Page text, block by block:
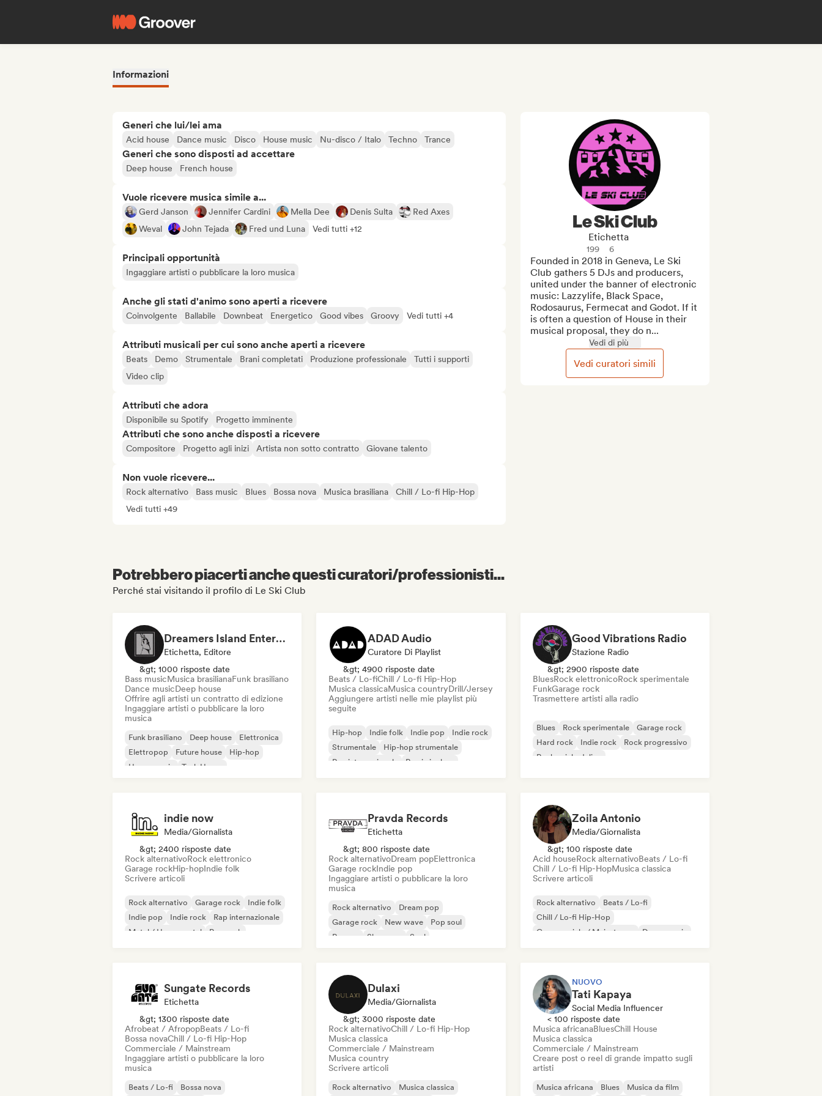
Informazioni
Generi che lui/lei ama
Acid house Dance music Disco House music Nu-disco / Italo Techno Trance
Generi che sono disposti ad accettare
Deep house French house
Vuole ricevere musica simile a...
Gerd Janson Jennifer Cardini Mella Dee Denis Sulta
Red Axes
Weval
John Tejada Fred und Luna Vedi tutti +12
Principali opportunità
Ingaggiare artisti o pubblicare la loro musica
Anche gli stati d'animo sono aperti a ricevere
Coinvolgente Ballabile Downbeat Energetico Good vibes Groovy Vedi tutti +4
Attributi musicali per cui sono anche aperti a ricevere
Beats Demo Strumentale Brani completati Produzione professionale
Tutti i supporti
Video clip
Attributi che adora
Disponibile su Spotify Progetto imminente
Attributi che sono anche disposti a ricevere
Compositore Progetto agli inizi Artista non sotto contratto Giovane talento
Non vuole ricevere...
Rock alternativo Bass music Blues Bossa nova Musica brasiliana
Chill / Lo-fi Hip-Hop
Vedi tutti +49
Le Ski Club
Etichetta
199 6
Founded in 2018 in Geneva, Le Ski
Club gathers 5 DJs and producers,
united under the banner of electronic
music: Lazzylife, Black Space,
Rodosaurus, Fermecat and Godot. If it
is often a question of House in their
musical proposal, they do n...
Vedi di più
Vedi curatori simili
Potrebbero piacerti anche questi curatori/professionisti...
Perché stai visitando il profilo di Le Ski Club
Dreamers Island Entertainment
Etichetta, Editore
&gt; 1000 risposte date
Bass musicMusica brasilianaFunk brasiliano
Dance musicDeep house
Offrire agli artisti un contratto di edizione
Ingaggiare artisti o pubblicare la loro
musica
Funk brasiliano Deep house
Elettronica
Elettropop
Future house
Hip-hop
House music
Tech House
ADAD Audio
Curatore Di Playlist
&gt; 4900 risposte date
Beats / Lo-fiChill / Lo-fi Hip-Hop
Musica classicaMusica countryDrill/Jersey
Aggiungere artisti nelle mie playlist più
seguite
Hip-hop Indie folk Indie pop
Indie rock
Strumentale
Hip-hop strumentale
Rap internazionale
Rap in inglese
Good Vibrations Radio
Stazione Radio
&gt; 2900 risposte date
BluesRock elettronicoRock sperimentale
FunkGarage rock
Trasmettere artisti alla radio
Blues Rock sperimentale
Garage rock
Hard rock
Indie rock
Rock progressivo
Rock psichedelico
indie now
Media/Giornalista
&gt; 2400 risposte date
Rock alternativoRock elettronico
Garage rockHip-hopIndie folk
Scrivere articoli
Rock alternativo Garage rock
Indie folk
Indie pop
Indie rock
Rap internazionale
Metal / Heavy metal
Pop rock
Pravda Records
Etichetta
&gt; 800 risposte date
Rock alternativoDream popElettronica
Garage rockIndie pop
Ingaggiare artisti o pubblicare la loro
musica
Rock alternativo
Dream pop
Garage rock
New wave
Pop soul
Reggae
Shoegaze Soul
Zoila Antonio
Media/Giornalista
&gt; 100 risposte date
Acid houseRock alternativoBeats / Lo-fi
Chill / Lo-fi Hip-HopMusica classica
Scrivere articoli
Rock alternativo
Beats / Lo-fi
Chill / Lo-fi Hip-Hop
Commerciale / Mainstream
Dance music
Sungate Records
Etichetta
&gt; 1300 risposte date
Afrobeat / AfropopBeats / Lo-fi
Bossa novaChill / Lo-fi Hip-Hop
Commerciale / Mainstream
Ingaggiare artisti o pubblicare la loro
musica
Beats / Lo-fi Bossa nova
Dulaxi
Media/Giornalista
&gt; 3000 risposte date
Rock alternativoChill / Lo-fi Hip-Hop
Musica classica
Commerciale / Mainstream
Musica country
Scrivere articoli
Rock alternativo Musica classica
NUOVO
Tati Kapaya
Social Media Influencer
< 100 risposte date
Musica africanaBluesChill House
Musica classica
Commerciale / Mainstream
Creare post o reel di grande impatto sugli
artisti
Musica africana Blues Musica da film